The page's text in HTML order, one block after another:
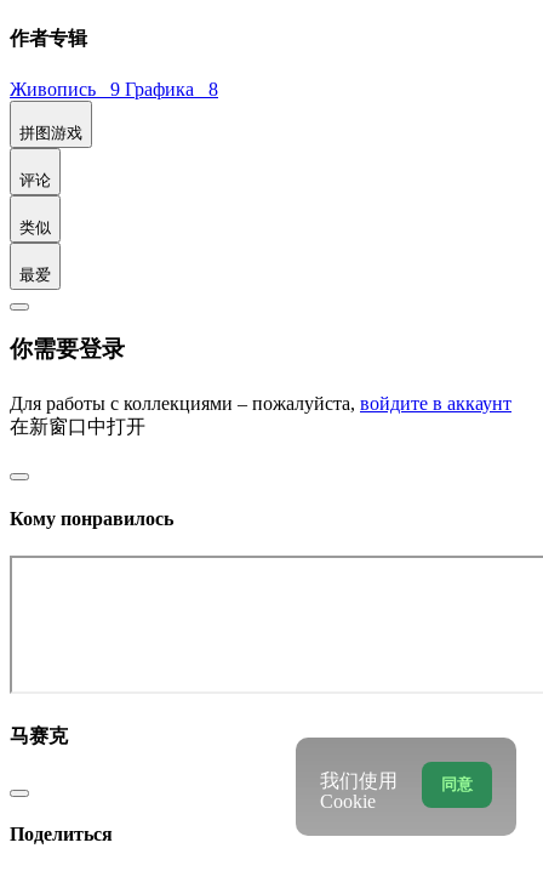
作者专辑
Живопись 9 Графика 8
拼图游戏
评论
类似
最爱
你需要登录
Для работы с коллекциями – пожалуйста, войдите в аккаунт
在新窗口中打开
Кому понравилось
马赛克
Поделиться
同意
我们使用
Cookie